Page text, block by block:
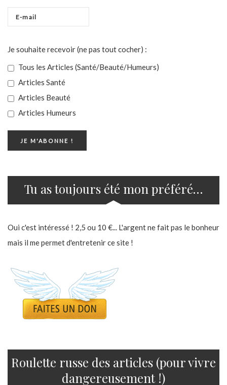
Je souhaite recevoir (ne pas tout cocher) :
Tous les Articles (Santé/Beauté/Humeurs)
Articles Santé
Articles Beauté
Articles Humeurs
Tu as toujours été mon préféré…
Oui c'est intéressé ! 2,5 ou 10 €... L'argent ne fait pas le bonheur
mais il me permet d'entretenir ce site !
Roulette russe des articles (pour vivre
dangereusement !)